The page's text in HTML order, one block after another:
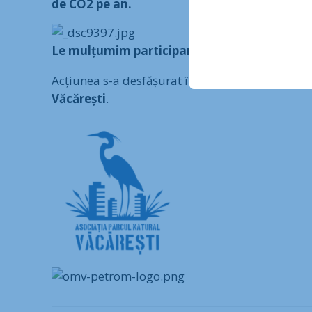
de CO2 pe an.
Le mulțumim participanților!
Acțiunea s-a desfășurat în cadrul proiectului
Văcărești.